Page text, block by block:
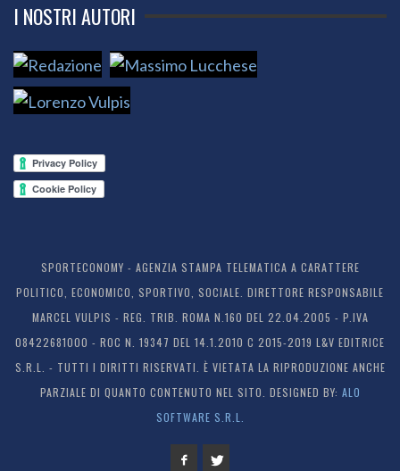
I NOSTRI AUTORI
SPORTECONOMY - AGENZIA STAMPA TELEMATICA A CARATTERE
POLITICO, ECONOMICO, SPORTIVO, SOCIALE. DIRETTORE RESPONSABILE
MARCEL VULPIS - REG. TRIB. ROMA N.160 DEL 22.04.2005 - P.IVA
08422681000 - ROC N. 19347 DEL 14.1.2010 C 2015-2019 L&V EDITRICE
S.R.L. - TUTTI I DIRITTI RISERVATI. È VIETATA LA RIPRODUZIONE ANCHE
PARZIALE DI QUANTO CONTENUTO NEL SITO. DESIGNED BY: ALO
SOFTWARE S.R.L.